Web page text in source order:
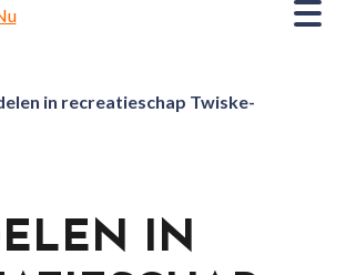
in recreatieschap Twiske-
IN